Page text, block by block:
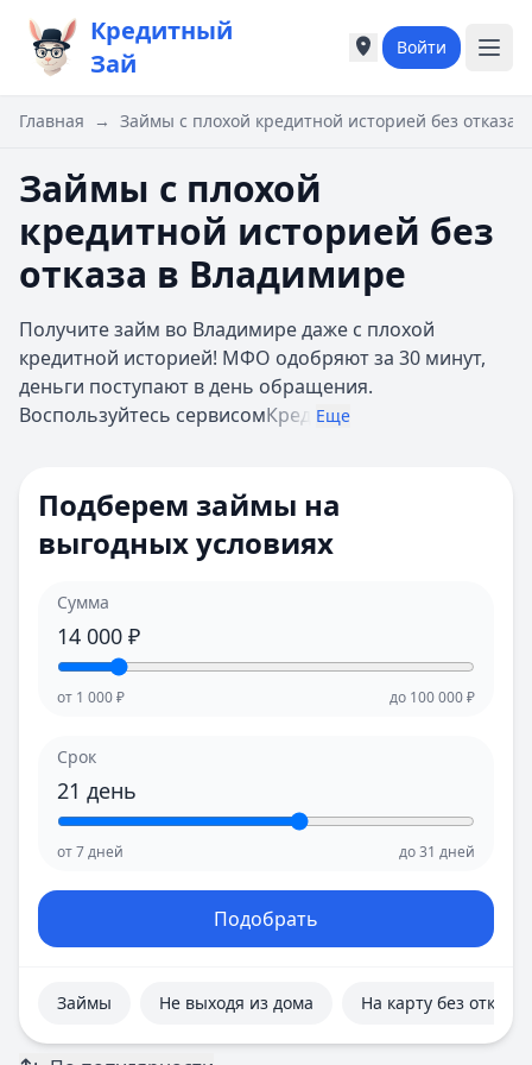
Кредитный
Зай
Города России
Москва
А
Б
Белгород
Брянск
В
Владивосток
Ижевск
Иркутск
Киров
Краснодар
Красноярск
Л
Города России
Москва
А
Б
Барнаул
Белгород
Брянск
В
Ижевск
Иркутск
Киров
Краснодар
Красноярск
Л
М
Войти
Главная → Займы с плохой кредитной историей без отказа
Займы с плохой
кредитной историей без
отказа в Владимире
Получите займ во Владимире даже с плохой
кредитной историей! МФО одобряют за 30 минут,
деньги поступают в день обращения.
Воспользуйтесь сервисомКред Еще
Подберем займы на
выгодных условиях
Сумма
14 000 ₽
от 1 000₽ до 100 000₽
Срок
21 день
от7дней до31 дней
Подобрать
Займы Не выходя из дома На карту без отказа